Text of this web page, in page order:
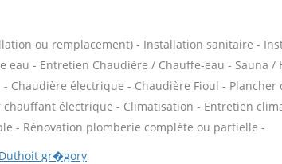
ou remplacement) - Installation sanitaire -
eau - Entretien Chaudière / Chauffe-eau - Sauna /
- Chaudière électrique - Chaudière Fioul -
électrique - Climatisation - Entretien
- Rénovation plomberie complète ou partielle -
Duthoit gr�gory